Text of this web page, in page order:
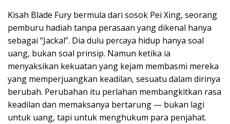
Kisah Blade Fury bermula dari sosok Pei Xing, seorang
pemburu hadiah tanpa perasaan yang dikenal hanya
sebagai “Jackal”. Dia dulu percaya hidup hanya soal
uang, bukan soal prinsip. Namun ketika ia
menyaksikan kekuatan yang kejam membasmi mereka
yang memperjuangkan keadilan, sesuatu dalam dirinya
berubah. Perubahan itu perlahan membangkitkan rasa
keadilan dan memaksanya bertarung — bukan lagi
untuk uang, tapi untuk menghukum para penjahat.